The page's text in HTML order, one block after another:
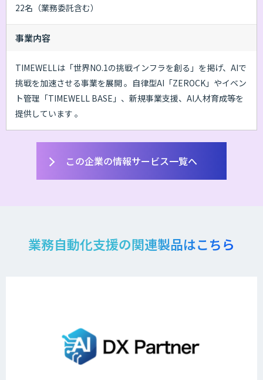
22名（業務委託含む）
事業内容
TIMEWELLは「世界NO.1の挑戦インフラを創る」を掲げ、AIで
挑戦を加速させる事業を展開 。自律型AI「ZEROCK」やイベン
ト管理「TIMEWELL BASE」、新規事業支援、AI人材育成等を
提供しています 。
この企業の情報サービス一覧へ
業務自動化支援の関連製品はこちら